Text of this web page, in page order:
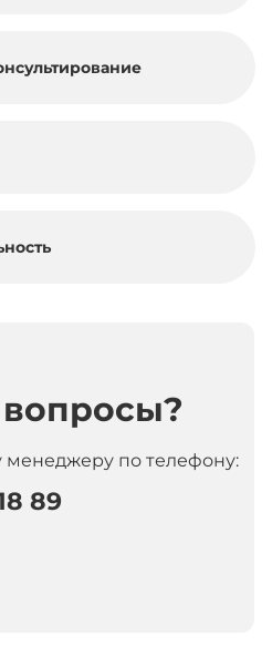
менеджеру по телефону:
89